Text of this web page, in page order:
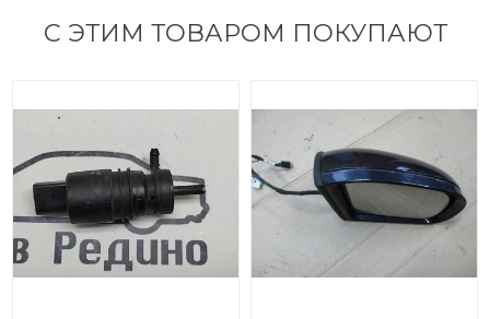
С ЭТИМ ТОВАРОМ ПОКУПАЮТ